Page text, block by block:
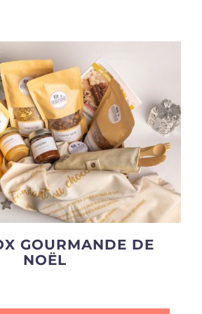
GOURMANDE DE
NOËL